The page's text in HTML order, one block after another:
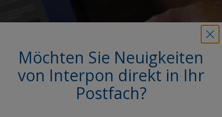
Möchten Sie Neuigkeiten
von Interpon direkt in Ihr
Postfach?